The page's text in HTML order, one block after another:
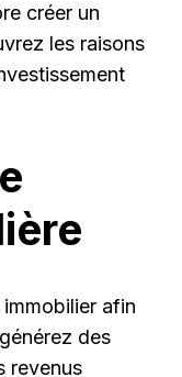
créer un
les raisons
afin
des
revenus